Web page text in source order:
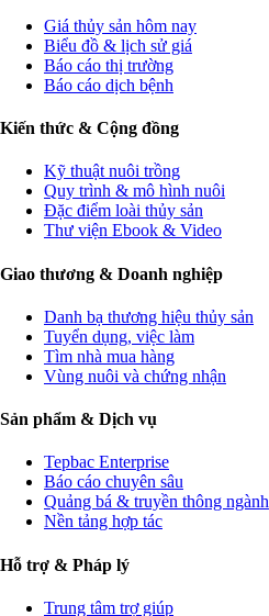
Giá thủy sản hôm nay
Biểu đồ & lịch sử giá
Báo cáo thị trường
Báo cáo dịch bệnh
Kiến thức & Cộng đồng
Kỹ thuật nuôi trồng
Quy trình & mô hình nuôi
Đặc điểm loài thủy sản
Thư viện Ebook & Video
Giao thương & Doanh nghiệp
Danh bạ thương hiệu thủy sản
Tuyển dụng, việc làm
Tìm nhà mua hàng
Vùng nuôi và chứng nhận
Sản phẩm & Dịch vụ
Tepbac Enterprise
Báo cáo chuyên sâu
Quảng bá & truyền thông ngành
Nền tảng hợp tác
Hỗ trợ & Pháp lý
Trung tâm trợ giúp